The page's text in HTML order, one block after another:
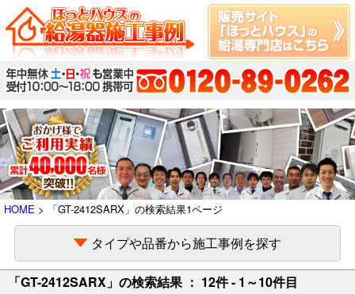
HOME > 「GT-2412SARX」の検索結果1ページ
タイプや品番から施工事例を探す
「GT-2412SARX」の検索結果 ： 12件 - 1～10件目